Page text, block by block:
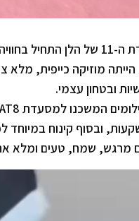
יום ההולדת ה-11 של
הייתה מוזיקה כייפית,
ובטחון עצמי.
ובסוף קינוח במיוחד
מרגש, שמח, טעים ומלא